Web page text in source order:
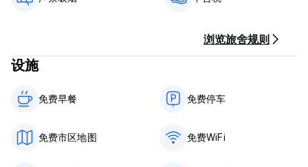
烹饪之旅和课程（参观当地市场、乘坐椰子篮船并学习烹饪当地美
Hai Van Pass 旅游（轻松骑行或自驾）
当地文化之旅（了解越南文化）
免费参观蔬菜村（不含门票和自行车租赁费）
咖啡品尝之旅
灯笼制作班
浏览旅舍规则
设施
免费早餐‎ 免费停车
免费市区地图 免费WiFi